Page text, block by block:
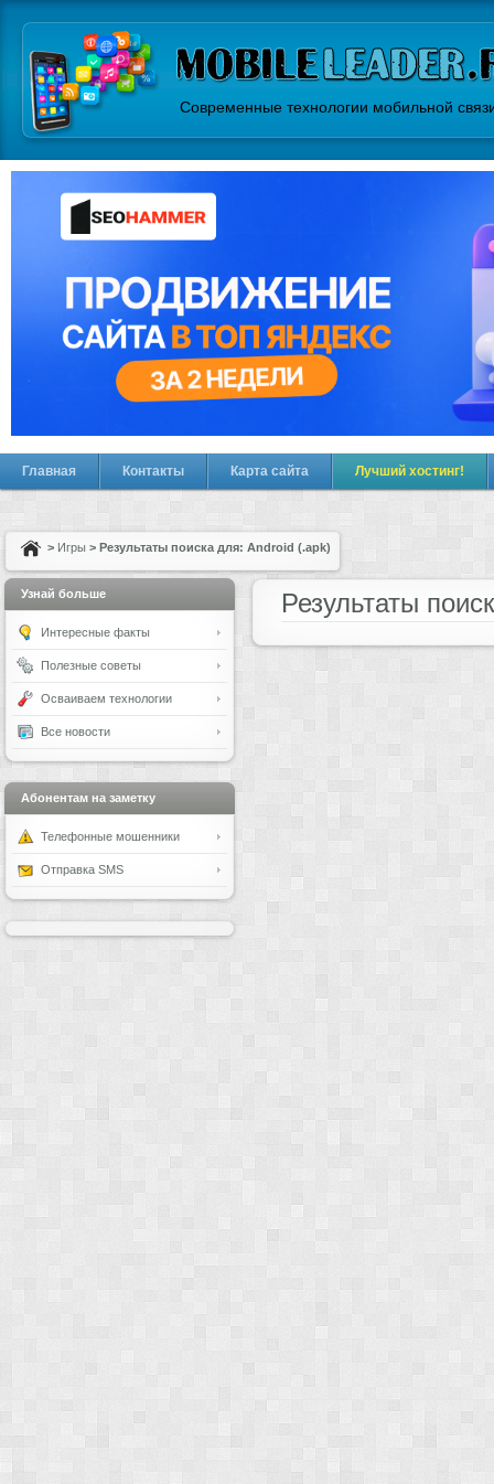
Современные технологии мобильной
Главная Контакты Карта сайта Лучший хостинг!
> Игры > Результаты поиска для: Android (.apk)
Результаты
Узнай больше
Интересные факты
Полезные советы
Осваиваем технологии
Все новости
Абонентам на заметку
Телефонные мошенники
Отправка SMS